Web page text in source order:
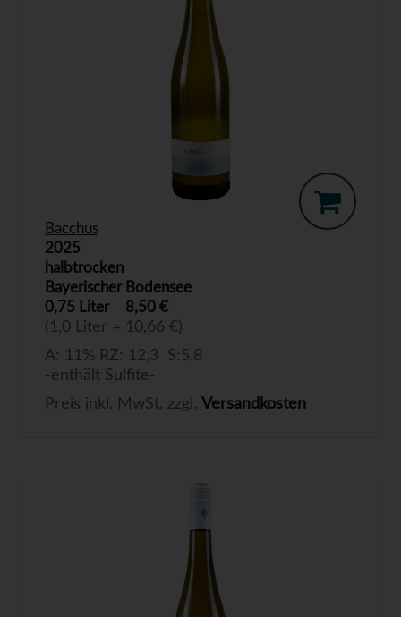
Bacchus
2025
halbtrocken
Bayerischer Bodensee
0,75 Liter
8,50 €
(1,0 Liter = 10,66 €)
A: 11% RZ: 12,3 S:5,8
-enthält Sulfite-
Preis inkl. MwSt. zzgl. Versandkosten